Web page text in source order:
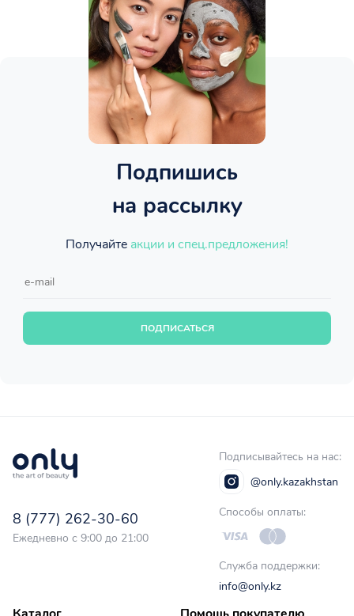
Подпишись
на рассылку
Получайте акции и спец.предложения!
ПОДПИСАТЬСЯ
8 (777) 262-30-60
Ежедневно с 9:00 до 21:00
Подписывайтесь на нас:
@only.kazakhstan
Способы оплаты:
Служба поддержки:
info@only.kz